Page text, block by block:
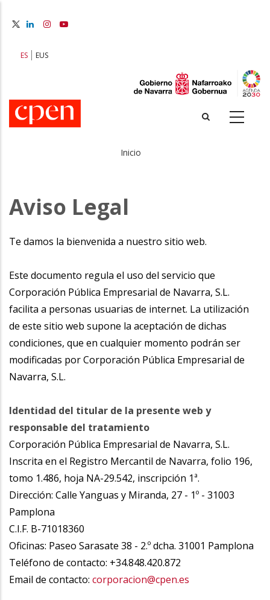
principal
ES EUS
de
ayuda
la
navegación
Inicio
Aviso Legal
Te damos la bienvenida a nuestro sitio web.
Este documento regula el uso del servicio que
Corporación Pública Empresarial de Navarra, S.L.
facilita a personas usuarias de internet. La utilización
de este sitio web supone la aceptación de dichas
condiciones, que en cualquier momento podrán ser
modificadas por Corporación Pública Empresarial de
Navarra, S.L.
Identidad del titular de la presente web y
responsable del tratamiento
Corporación Pública Empresarial de Navarra, S.L.
Inscrita en el Registro Mercantil de Navarra, folio 196,
tomo 1.486, hoja NA-29.542, inscripción 1ª.
Dirección: Calle Yanguas y Miranda, 27 - 1º - 31003
Pamplona
C.I.F. B-71018360
Oficinas: Paseo Sarasate 38 - 2.º dcha. 31001 Pamplona
Teléfono de contacto: +34.848.420.872
Email de contacto: corporacion@cpen.es